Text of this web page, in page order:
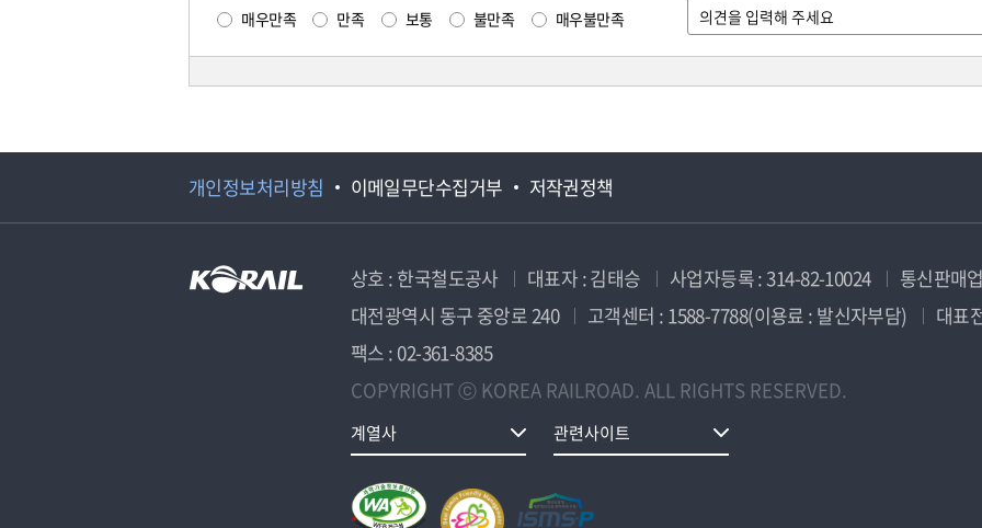
매우만족 만족 보통 불만족 매우불만족
개인정보처리방침 이메일무단수집거부 저작권정책
상호 : 한국철도공사 대표자 : 김태승 사업자등록 : 314-82-10024
통신판매
대전광역시 동구 중앙로 240
고객센터 : 1588-7788(이용료 : 발신자부담)
대표
팩스 : 02-361-8385
COPYRIGHT ⓒ KOREA RAILROAD. ALL RIGHTS RESERVED.
계열사 관련사이트